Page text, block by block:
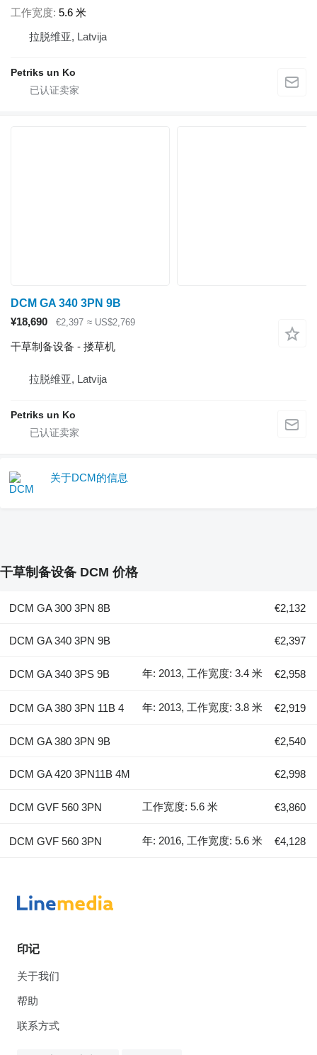
工作宽度 5.6 米
拉脱维亚, Latvija
Petriks un Ko
DCM GA 340 3PN 9B
¥18,690
€2,397 ≈ US$2,769
干草制备设备 - 搂草机
拉脱维亚, Latvija
Petriks un Ko
关于DCM的信息
干草制备设备 DCM 价格
DCM GA 300 3PN 8B €2,132
DCM GA 340 3PN 9B €2,397
DCM GA 340 3PS 9B 年: 2013, 工作宽度: 3.4 米 €2,958
DCM GA 380 3PN 11B 4 年: 2013, 工作宽度: 3.8 米 €2,919
DCM GA 380 3PN 9B €2,540
DCM GA 420 3PN11B 4M €2,998
DCM GVF 560 3PN 工作宽度: 5.6 米 €3,860
DCM GVF 560 3PN 年: 2016, 工作宽度: 5.6 米 €4,128
印记
关于我们
帮助
联系方式